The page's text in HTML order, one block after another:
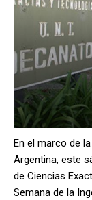
En el marco de
Argentina, este
de Ciencias
Semana de la